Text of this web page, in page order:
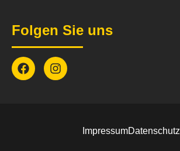
Folgen Sie uns
ImpressumDatenschutz